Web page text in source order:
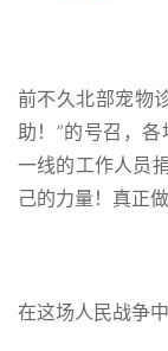
前不久北部宠物
助！”的号召，
一线的工作人员
己的力量！真正
在这场人民战争